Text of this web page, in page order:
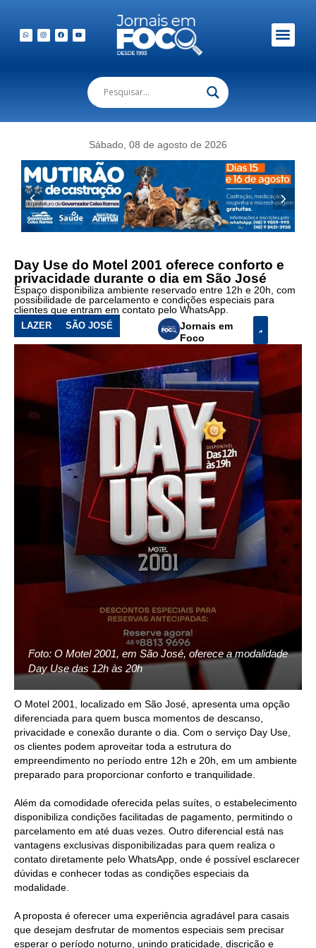
Sábado, 08 de agosto de 2026
Day Use do Motel 2001 oferece conforto e
privacidade durante o dia em São José
Espaço disponibiliza ambiente reservado entre 12h e 20h, com
possibilidade de parcelamento e condições especiais para
clientes que entram em contato pelo WhatsApp.
LAZER SÃO JOSÉ
Jornais em
Foco
Foto: O Motel 2001, em São José, oferece a modalidade
Day Use das 12h às 20h
O Motel 2001, localizado em São José, apresenta uma opção
diferenciada para quem busca momentos de descanso,
privacidade e conexão durante o dia. Com o serviço Day Use,
os clientes podem aproveitar toda a estrutura do
empreendimento no período entre 12h e 20h, em um ambiente
preparado para proporcionar conforto e tranquilidade.
Além da comodidade oferecida pelas suítes, o estabelecimento
disponibiliza condições facilitadas de pagamento, permitindo o
parcelamento em até duas vezes. Outro diferencial está nas
vantagens exclusivas disponibilizadas para quem realiza o
contato diretamente pelo WhatsApp, onde é possível esclarecer
dúvidas e conhecer todas as condições especiais da
modalidade.
A proposta é oferecer uma experiência agradável para casais
que desejam desfrutar de momentos especiais sem precisar
esperar o período noturno, unindo praticidade, discrição e